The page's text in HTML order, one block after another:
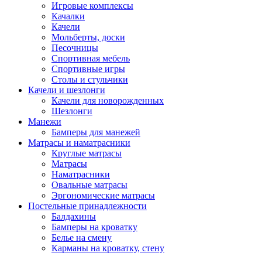
Игровые комплексы
Качалки
Качели
Мольберты, доски
Песочницы
Спортивная мебель
Спортивные игры
Столы и стульчики
Качели и шезлонги
Качели для новорожденных
Шезлонги
Манежи
Бамперы для манежей
Матрасы и наматрасники
Круглые матрасы
Матрасы
Наматрасники
Овальные матрасы
Эргономические матрасы
Постельные принадлежности
Балдахины
Бамперы на кроватку
Белье на смену
Карманы на кроватку, стену